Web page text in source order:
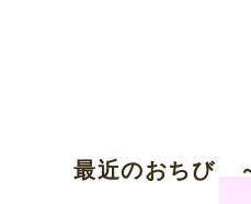
最近のおちび